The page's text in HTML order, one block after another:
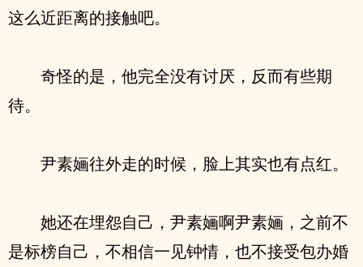
这么近距离的接触吧。
奇怪的是，他完全没有讨厌，反而有些期
待。
尹素婳往外走的时候，脸上其实也有点红。
她还在埋怨自己，尹素婳啊尹素婳，之前不
是标榜自己，不相信一见钟情，也不接受包办婚